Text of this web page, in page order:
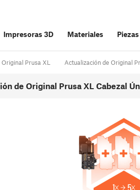
Impresoras 3D Materiales
Original Prusa XL Actualización de Original
de Original Prusa XL Cabezal